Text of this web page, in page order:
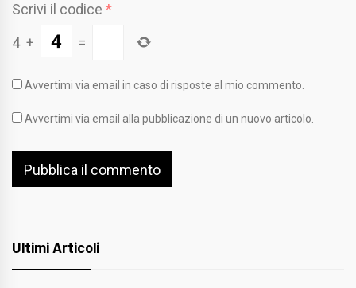
Scrivi il codice *
4 + =
Avvertimi via email in caso di risposte al mio commento.
Avvertimi via email alla pubblicazione di un nuovo articolo.
Ultimi Articoli